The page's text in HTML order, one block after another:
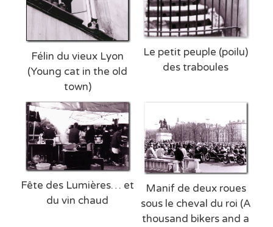
Félin du vieux Lyon
(Young cat in the old
town)
Le petit peuple (poilu)
des traboules
Fête des Lumières… et
du vin chaud
Manif de deux roues
sous le cheval du roi (A
thousand bikers and a